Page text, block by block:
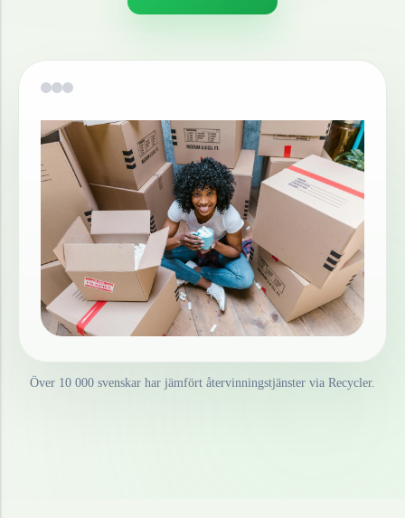
Över 10 000 svenskar har jämfört återvinningstjänster via Recycler.